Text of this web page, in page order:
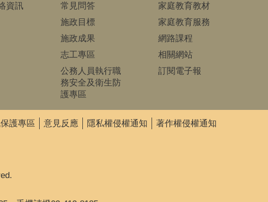
資訊
常見問答
施政目標
施政成果
志工專區
公務人員執行職
務安全及衛生防
護專區
家庭教育教材
家庭教育服務
網路課程
相關網站
訂閱電子報
護專區 意見反應 隱私權侵權通知 著作權侵權通知